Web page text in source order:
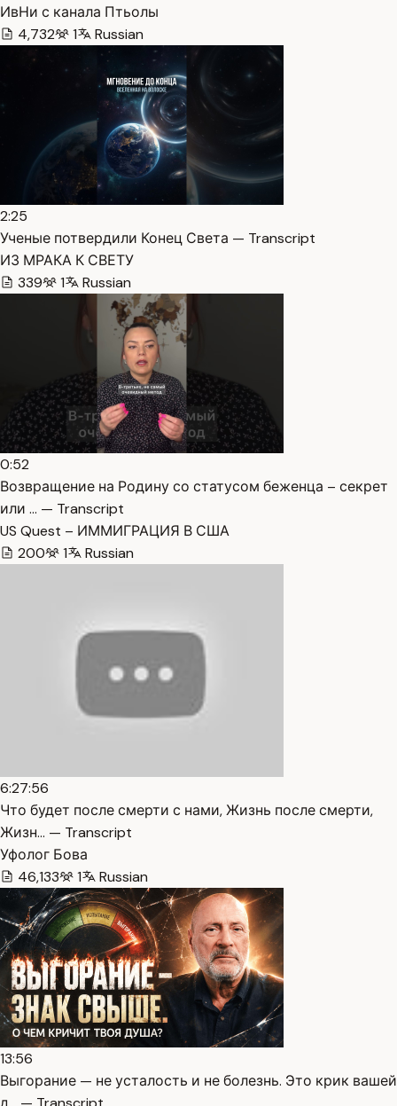
ИвНи с канала Птьолы
4,732
1 Russian
2:25
Ученые потвердили Конец Света — Transcript
ИЗ МРАКА К СВЕТУ
339
1 Russian
0:52
Возвращение на Родину со статусом беженца – секрет
или … — Transcript
US Quest – ИММИГРАЦИЯ В США
200
1 Russian
6:27:56
Что будет после смерти с нами, Жизнь после смерти,
Жизн… — Transcript
Уфолог Бова
46,133
1 Russian
13:56
Выгорание — не усталость и не болезнь. Это крик вашей